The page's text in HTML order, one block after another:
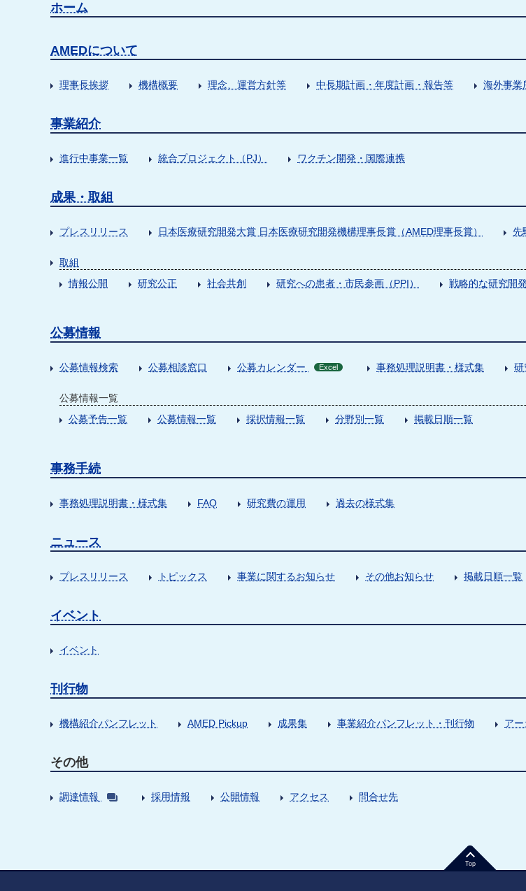
ホーム
AMEDについて
理事長挨拶 機構概要 理念、運営方針等 中長期計画・年度計画・報告等 海外事業
事業紹介
進行中事業一覧 統合プロジェクト（PJ） ワクチン開発・国際連携
成果・取組
プレスリリース 日本医療研究開発大賞 日本医療研究開発機構理事長賞（AMED理事長賞） 先
取組
情報公開
研究公正 社会共創 研究への患者・市民参画（PPI） 戦略的な研究開
公募情報
公募情報検索 公募相談窓口 公募カレンダー Excel 事務処理説明書・様式集 研
公募情報一覧
公募予告一覧
公募情報一覧 採択情報一覧 分野別一覧 掲載日順一覧
事務手続
事務処理説明書・様式集 FAQ 研究費の運用 過去の様式集
ニュース
プレスリリース トピックス 事業に関するお知らせ その他お知らせ 掲載日順一覧
イベント
イベント
刊行物
機構紹介パンフレット AMED Pickup 成果集 事業紹介パンフレット・刊行物 ア
その他
調達情報 採用情報 公開情報 アクセス 問合せ先
Top